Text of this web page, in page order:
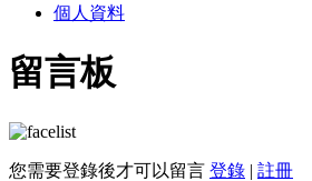
個人資料
留言板
您需要登錄後才可以留言 登錄 | 註冊